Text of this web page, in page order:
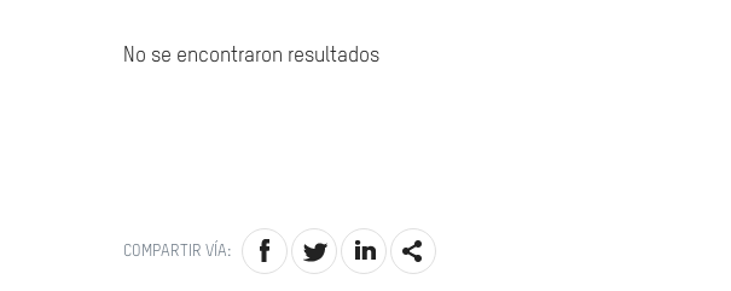
No se encontraron resultados
COMPARTIR VÍA: